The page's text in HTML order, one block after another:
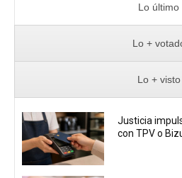
Lo último
Lo +
Lo + visto
Justicia
con TPV o